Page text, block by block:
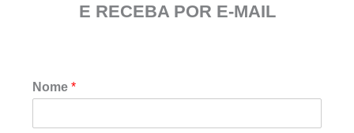
E RECEBA POR E-MAIL
Nome *